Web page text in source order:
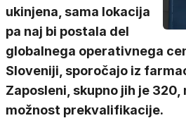
ukinjena, sama lokacija
pa naj bi postala del
globalnega operativnega
Sloveniji, sporočajo iz
Zaposleni, skupno jih je 320,
možnost prekvalifikacije.